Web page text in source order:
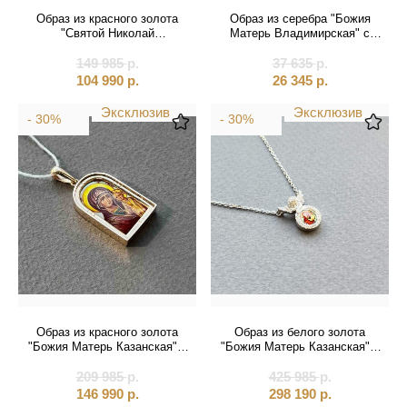
Именные:
Женские имена
Мужские имена
Образ из красного золота
"Святой Николай
(51049)
149 985р.
104 990 р.
Образ из серебра "Божия
Матерь Владимирская" с
37 635р.
26 345 р.
Эксклюзив
- 30%
Образ из красного золота
"Божия Матерь Казанская" с
209 985р.
146 990 р.
Эксклюзив
- 30%
Образ из белого золота
"Божия Матерь Казанская" с
(51069)
425 985р.
298 190 р.